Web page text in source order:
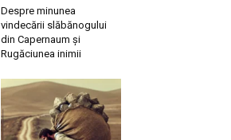
Despre minunea
vindecării slăbănogului
din Capernaum și
Rugăciunea inimii